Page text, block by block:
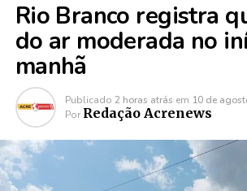
Rio Branco registra
do ar moderada no
manhã
Publicado 2 horas atrás em 10 de
Por Redação Acrenews